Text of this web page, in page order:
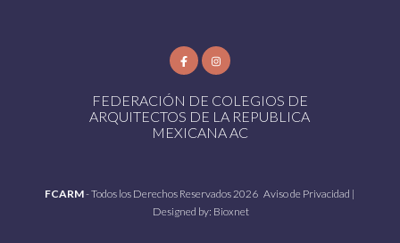
FEDERACIÓN DE COLEGIOS DE
ARQUITECTOS DE LA REPUBLICA
MEXICANA AC
FCARM- Todos los Derechos Reservados 2026Aviso de Privacidad |
Designed by: Bioxnet